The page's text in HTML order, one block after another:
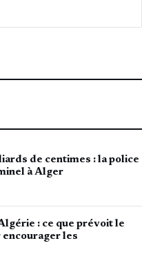
de centimes : la police
à Alger
: ce que prévoit le
les